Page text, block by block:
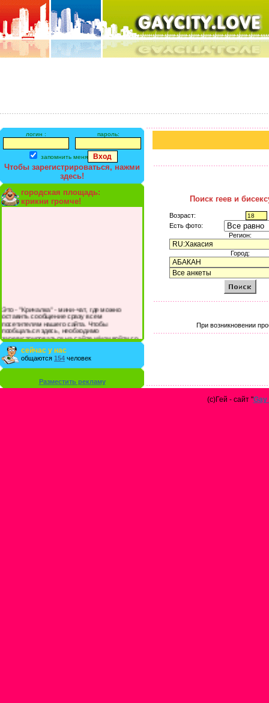
логин : пароль:
запомнить меня
Чтобы зарегистрироваться, нажми
здесь!
городская площадь:
крикни громче!
Это - "Кричалка" - мини-чат, где можно
оставить сообщение сразу всем
посетителям нашего сайта. Чтобы
пообщаться здесь, необходимо
зарегистрироваться на сайте и/или войти со
своими логином и паролем.
сейчас у нас
общаются 154 человек
Разместить рекламу
Поиск геев и
Возраст:
Есть фото:
Регион:
Город:
При возникновении
(с)Гей - сайт "Gay